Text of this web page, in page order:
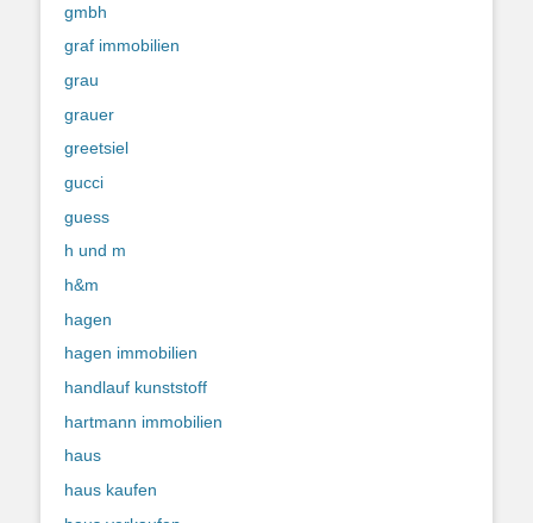
gmbh
graf immobilien
grau
grauer
greetsiel
gucci
guess
h und m
h&m
hagen
hagen immobilien
handlauf kunststoff
hartmann immobilien
haus
haus kaufen